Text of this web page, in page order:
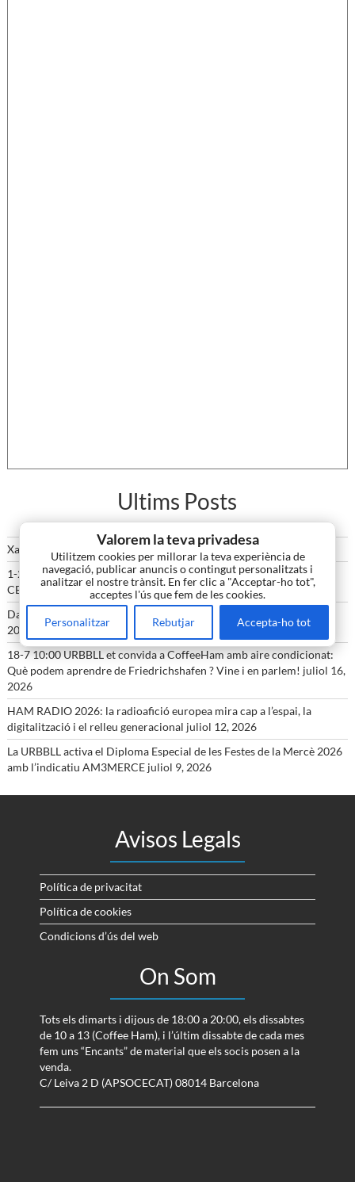
Valorem la teva privadesa
Utilitzem cookies per millorar la teva experiència de
navegació, publicar anuncis o contingut personalitzats i
analitzar el nostre trànsit. En fer clic a "Acceptar-ho tot",
acceptes l'ús que fem de les cookies.
Personalitzar Rebutjar Accepta-ho tot
Ultims Posts
Xarxa Cívica de Comunicacions amb MeshCoreagost 6, 2026
1-2 d’agost 2026. 45a TROBADA DE RADIOAFICIONATS DE LA
CERDANYAjuliol 20, 2026
Darrera Hora! Quadre Nacional d’Atribució de Freqüències (CNAF
2026).
juliol 18, 2026
18-7 10:00 URBBLL et convida a CoffeeHam amb aire condicionat:
Què podem aprendre de Friedrichshafen ? Vine i en parlem! juliol 16,
2026
HAM RADIO 2026: la radioafició europea mira cap a l’espai, la
digitalització i el relleu generacional juliol 12, 2026
La URBBLL activa el Diploma Especial de les Festes de la Mercè 2026
amb l’indicatiu AM3MERCE juliol 9, 2026
Avisos Legals
Política de privacitat
Política de cookies
Condicions d’ús del web
On Som
Tots els dimarts i dijous de 18:00 a 20:00, els dissabtes
de 10 a 13 (Coffee Ham), i l’últim dissabte de cada mes
fem uns “Encants” de material que els socis posen a la
venda.
C/ Leiva 2 D (APSOCECAT) 08014 Barcelona